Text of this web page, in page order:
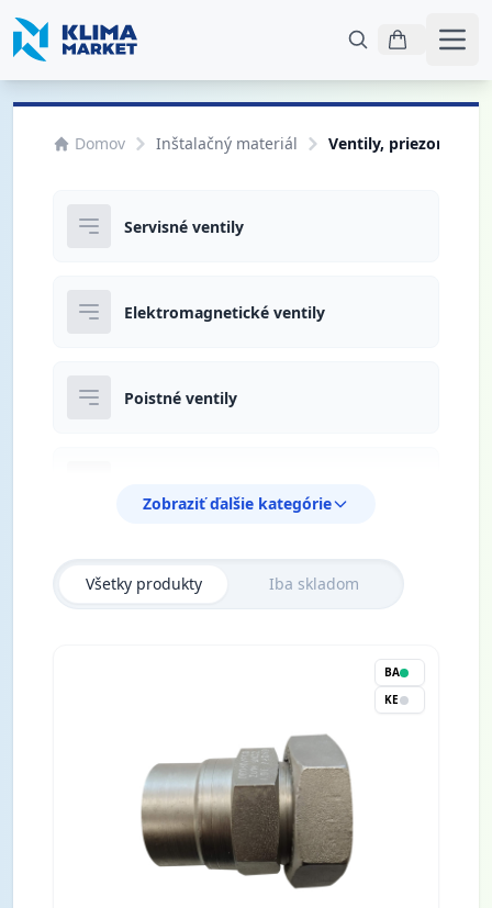
Domov Inštalačný materiál Ventily, priezorníky
Servisné ventily
Elektromagnetické ventily
Poistné ventily
Zobraziť ďalšie kategórie
Všetky produkty Iba skladom
BA
KE